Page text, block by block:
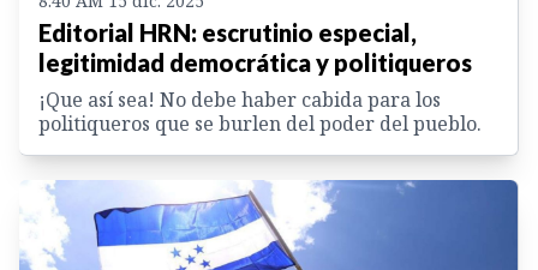
Editorial HRN: escrutinio especial,
legitimidad democrática y politiqueros
¡Que así sea! No debe haber cabida para los
politiqueros que se burlen del poder del pueblo.